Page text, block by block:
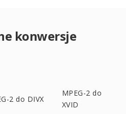
konwersje
2 do DIVX
MPEG-2 do
XVID